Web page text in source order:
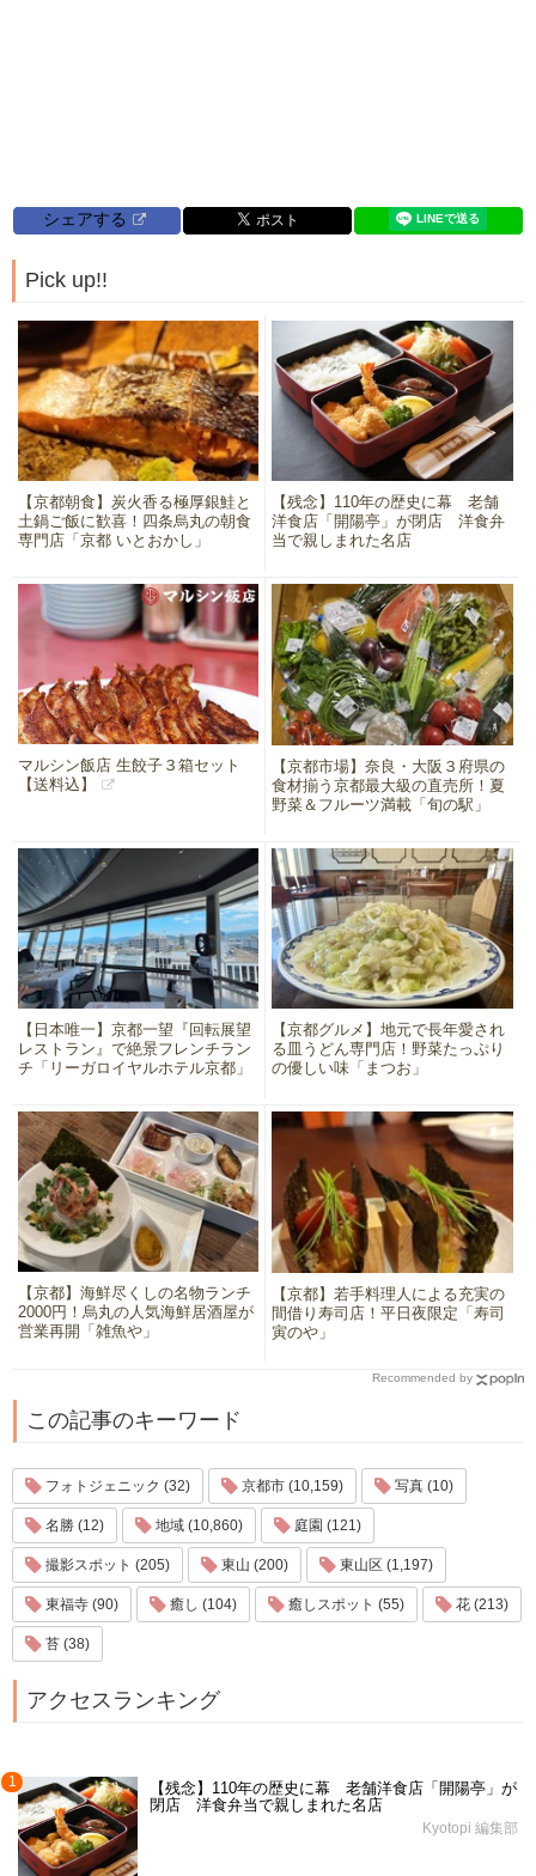
シェアする
Pick up!!
【京都朝食】炭火香る極厚銀鮭と
土鍋ご飯に歓喜！四条烏丸の朝食
専門店「京都 いとおかし」
【残念】110年の歴史に幕 老舗
洋食店「開陽亭」が閉店 洋食弁
当で親しまれた名店
マルシン飯店 生餃子３箱セット
【送料込】
【京都市場】奈良・大阪３府県の
食材揃う京都最大級の直売所！夏
野菜＆フルーツ満載「旬の駅」
【日本唯一】京都一望『回転展望
レストラン』で絶景フレンチラン
チ「リーガロイヤルホテル京都」
【京都グルメ】地元で長年愛され
る皿うどん専門店！野菜たっぷり
の優しい味「まつお」
【京都】海鮮尽くしの名物ランチ
2000円！烏丸の人気海鮮居酒屋が
営業再開「雑魚や」
【京都】若手料理人による充実の
間借り寿司店！平日夜限定「寿司
寅のや」
Recommended by
この記事のキーワード
フォトジェニック (32) 京都市 (10,159) 写真 (10)
名勝 (12) 地域 (10,860) 庭園 (121)
撮影スポット (205) 東山 (200) 東山区 (1,197)
東福寺 (90) 癒し (104) 癒しスポット (55) 花 (213)
苔 (38)
アクセスランキング
1
【残念】110年の歴史に幕 老舗洋食店「開陽亭」が
閉店 洋食弁当で親しまれた名店
Kyotopi 編集部